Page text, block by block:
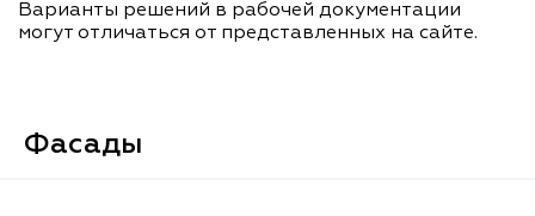
Варианты решений в рабочей документации
могут отличаться от представленных на сайте.
Фасады